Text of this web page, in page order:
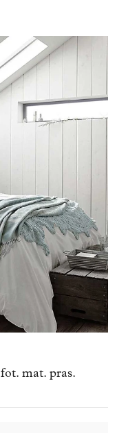
mat. pras.